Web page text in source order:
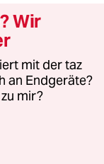
Wir
mit der taz
an Endgeräte?
mir?